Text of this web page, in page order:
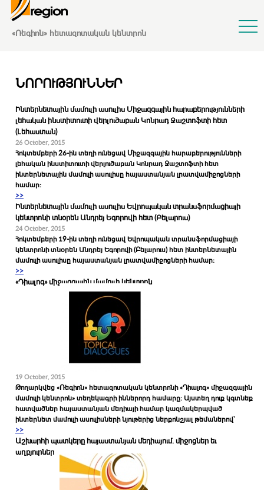
«Ռեգիոն» հետազոտական կենտրոն
ՆՈՐՈՒԹՅՈՒՆՆԵՐ
Ինտերնետային մամուլի ասուլիս Միջազգային հարաբերությունների
լեհական ինստիտուտի վերլուծաբան Կոնրադ Զաշտոֆտի հետ
(Լեհաստան)
26 October, 2015
Հոկտեմբերի 26-ին տեղի ունեցավ Միջազգային հարաբերությունների
լեհական ինստիտուտի վերլուծաբան Կոնրադ Զաշտոֆտի հետ
ինտերնետային մամուլի ասուլիսը հայաստանյան լրատվամիջոցների
համար:
>>
Ինտերնետային մամուլի ասուլիս Եվրոպական տրանսֆորմացիայի
կենտրոնի տնօրեն Անդրեյ Եգորովի հետ (Բելարուս)
24 October, 2015
Հոկտեմբերի 19-ին տեղի ունեցավ Եվրոպական տրանսֆորմացիայի
կենտրոնի տնօրեն Անդրեյ Եգորովի (Բելարուս) հետ ինտերնետային
մամուլի ասուլիսը հայաստանյան լրատվամիջոցների համար:
>>
«Դիալոգ» միջազգային մամուլի կենտրոն
19 October, 2015
Թողարկվեց «Ռեգիոն» հետազոտական կենտրոնի «Դիալոգ» միջազգային
մամուլի կենտրոն» տեղեկագրի իններորդ համարը: Այստեղ դուք կգտնեք
հատվածներ հայաստանյան մեդիայի համար կազմակերպված
ինտերնետ մամուլի ասուլիսների նյութերից ներքոնշյալ թեմաներով՝
>>
Աշխարհի պատկերը հայաստանյան մեդիայում. միջոցներ եւ
աղբյուրներ